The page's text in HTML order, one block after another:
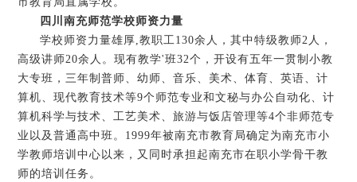
四川南充师范学校师资力量
学校师资力量雄厚,教职工130余人，其中特级教师2人，
高级讲师20余人。现有教学'班32个，开设有五年一贯制小教
大专班，三年制普师、幼师、音乐、美术、体育、英语、计
算机、现代教育技术等9个师范专业和文秘与办公自动化、计
算机科学与技术、工艺美术、旅游与饭店管理等4个非师范专
业以及普通高中班。1999年被南充市教育局确定为南充市小
学教师培训中心以来，又同时承担起南充市在职小学骨干教
师的培训任务。